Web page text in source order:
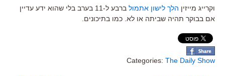
וקרייג מייזין הלך לישון אתמול
ברבע ל-11 בערב בלי שהוא ידע עדיין
אם בבוקר תהיה שביתה או לא. כמו בתיכונים.
Categories: The Daily Show